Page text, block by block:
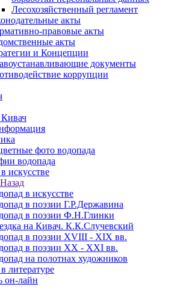
Лесохозяйственный регламент
акты
правовые акты
акты
и Концепции
документы
коррупции
фото водопада
водопада
искусстве
Назад
в искусстве
в поэзии Г.Р.Державина
в поэзии Ф.Н.Глинки
на Кивач. К.К.Случевский
в поэзии XVIII - XIX вв.
в поэзии XX - XXI вв.
на полотнах художников
литературе
он-лайн